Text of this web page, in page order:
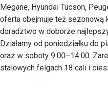
Megane, Hyundai Tucson,
oferta obejmuje też sezonową
doradztwo w doborze
Działamy od poniedziałku do
oraz w soboty 9:00–14:00.
stalowych felgach 18 cali i